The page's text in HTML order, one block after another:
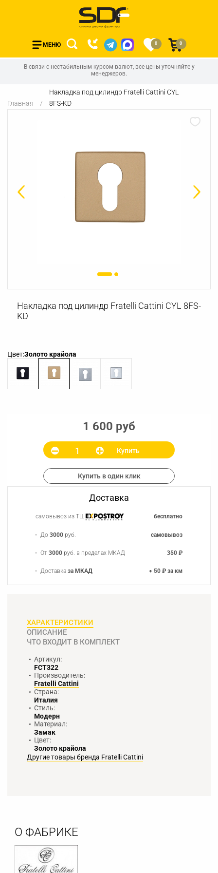
МЕНЮ 0 0
В связи с нестабильным курсом валют, все цены уточняйте у
менеджеров.
Главная
Накладка под цилиндр Fratelli Cattini CYL
8FS-KD
Накладка под цилиндр Fratelli Cattini CYL 8FS-
KD
Цвет:Золото крайола
1 600 руб
Купить
Купить в один клик
Доставка
самовывоз из ТЦ бесплатно
До3000 руб. самовывоз
От3000 руб. в пределах МКАД 350 ₽
Доставказа МКАД + 50 ₽ за км
ХАРАКТЕРИСТИКИ
ОПИСАНИЕ
ЧТО ВХОДИТ В КОМПЛЕКТ
Артикул:
FCT322
Производитель:
Fratelli Cattini
Страна:
Италия
Стиль:
Модерн
Материал:
Замак
Цвет:
Золото крайола
Другие товары бренда Fratelli Cattini
О ФАБРИКЕ